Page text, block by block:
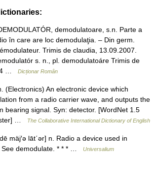
demodulatoare, s.n. Parte a
în care are loc demodulaţia. – Din germ.
Trimis de claudia, 13.09.2007.
s. n., pl. demodulatoáre Trimis de
…
Dicționar Român
An electronic device which
from a radio carrier wave, and outputs the
bearing signal. Syn: detector. [WordNet 1.5
…
The Collaborative International Dictionary of English
mäj′ə lāt΄ər] n. Radio a device used in
See demodulate. * * * …
Universalium